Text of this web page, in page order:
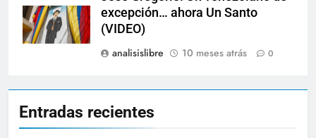
excepción… ahora Un Santo
(VIDEO)
analisislibre
10 meses atrás 0
Entradas recientes